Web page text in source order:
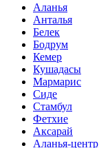
Аланья
Анталья
Белек
Бодрум
Кемер
Кушадасы
Мармарис
Сиде
Стамбул
Фетхие
Аксарай
Аланья-центр